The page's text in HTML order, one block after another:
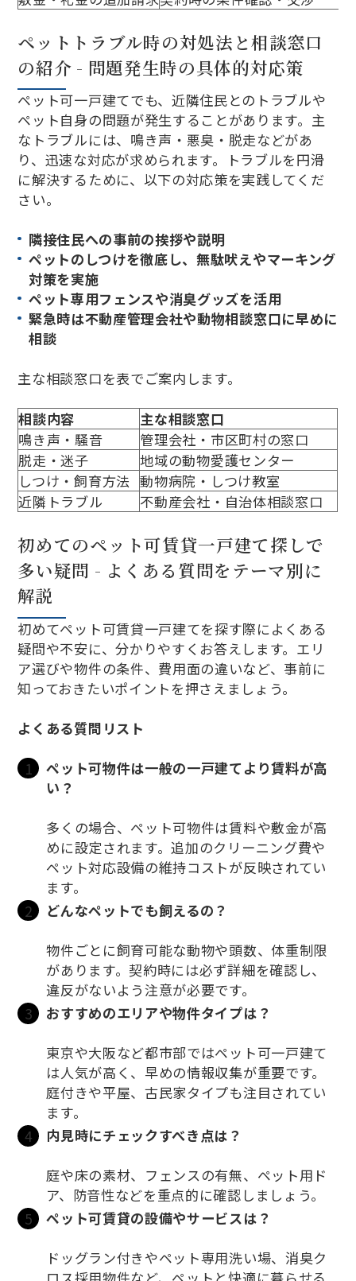
ペットトラブル時の対処法と相談窓口
の紹介 - 問題発生時の具体的対応策
ペット可一戸建てでも、近隣住民とのトラブルや
ペット自身の問題が発生することがあります。主
なトラブルには、鳴き声・悪臭・脱走などがあ
り、迅速な対応が求められます。トラブルを円滑
に解決するために、以下の対応策を実践してくだ
さい。
隣接住民への事前の挨拶や説明
ペットのしつけを徹底し、無駄吠えやマーキング
対策を実施
ペット専用フェンスや消臭グッズを活用
緊急時は不動産管理会社や動物相談窓口に早めに
相談
主な相談窓口を表でご案内します。
相談内容
主な相談窓口
鳴き声・騒音
管理会社・市区町村の窓口
脱走・迷子
地域の動物愛護センター
しつけ・飼育方法 動物病院・しつけ教室
近隣トラブル
不動産会社・自治体相談窓口
初めてのペット可賃貸一戸建て探しで
多い疑問 - よくある質問をテーマ別に
解説
初めてペット可賃貸一戸建てを探す際によくある
疑問や不安に、分かりやすくお答えします。エリ
ア選びや物件の条件、費用面の違いなど、事前に
知っておきたいポイントを押さえましょう。
よくある質問リスト
ペット可物件は一般の一戸建てより賃料が高
い？
多くの場合、ペット可物件は賃料や敷金が高
めに設定されます。追加のクリーニング費や
ペット対応設備の維持コストが反映されてい
ます。
どんなペットでも飼えるの？
物件ごとに飼育可能な動物や頭数、体重制限
があります。契約時には必ず詳細を確認し、
違反がないよう注意が必要です。
おすすめのエリアや物件タイプは？
東京や大阪など都市部ではペット可一戸建て
は人気が高く、早めの情報収集が重要です。
庭付きや平屋、古民家タイプも注目されてい
ます。
内見時にチェックすべき点は？
庭や床の素材、フェンスの有無、ペット用ド
ア、防音性などを重点的に確認しましょう。
ペット可賃貸の設備やサービスは？
ドッグラン付きやペット専用洗い場、消臭ク